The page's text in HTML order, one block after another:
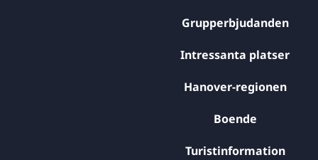
Grupperbjudanden
Intressanta platser
Hanover-regionen
Boende
Turistinformation